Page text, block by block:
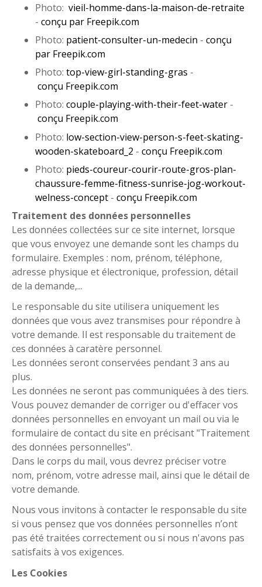
Photo: vieil-homme-dans-la-maison-de-retraite
- conçu par Freepik.com
Photo: patient-consulter-un-medecin - conçu
par Freepik.com
Photo: top-view-girl-standing-gras -​
conçu Freepik.com
Photo: couple-playing-with-their-feet-water -​
conçu Freepik.com
Photo: low-section-view-person-s-feet-skating-
wooden-skateboard_2 -​ conçu Freepik.com
Photo: pieds-coureur-courir-route-gros-plan-
chaussure-femme-fitness-sunrise-jog-workout-
welness-concept -​ conçu Freepik.com
Traitement des données personnelles
Les données collectées sur ce site internet, lorsque
que vous envoyez une demande sont les champs du
formulaire. Exemples : nom, prénom, téléphone,
adresse physique et électronique, profession, détail
de la demande,...
Le responsable du site utilisera uniquement les
données que vous avez transmises pour répondre à
votre demande. Il est responsable du traitement de
ces données à caratère personnel.
Les données seront conservées pendant 3 ans au
plus.
Les données ne seront pas communiquées à des tiers.
Vous pouvez demander de corriger ou d'effacer vos
données personnelles en envoyant un mail ou via le
formulaire de contact du site en précisant "Traitement
des données personnelles".
Dans le corps du mail, vous devrez préciser votre
nom, prénom, votre adresse mail, ainsi que le détail de
votre demande.
Nous vous invitons à contacter le responsable du site
si vous pensez que vos données personnelles n’ont
pas été traitées correctement ou si nous n'avons pas
satisfaits à vos exigences.
Les Cookies